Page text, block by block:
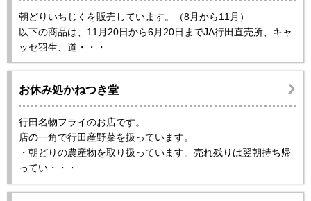
朝どりいちじくを販売しています。（8月から11月）
以下の商品は、11月20日から6月20日までJA行田直売所、キャ
ッセ羽生、道・・・
お休み処かねつき堂
行田名物フライのお店です。
店の一角で行田産野菜を扱っています。
・朝どりの農産物を取り扱っています。売れ残りは翌朝持ち帰
ってい・・・